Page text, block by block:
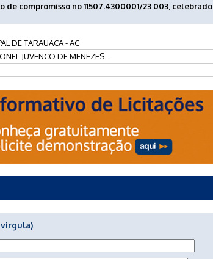
compromisso no 11507.4300001/23 003, celebrado
DE TARAUACA - AC
JUVENCO DE MENEZES -